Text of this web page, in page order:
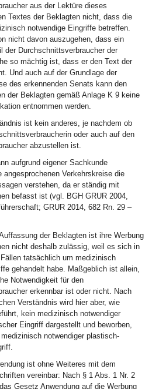
aus der Lektüre dieses
Textes der Beklagten nicht, dass die
notwendige Eingriffe betreffen.
nicht davon auszugehen, dass ein
der Durchschnittsverbraucher der
so mächtig ist, dass er den Text der
Und auch auf der Grundlage der
des erkennenden Senats kann den
der Beklagten gemäß Anlage K 9 keine
entnommen werden.
ist kein anderes, je nachdem ob
oder auch auf den
abzustellen ist.
aufgrund eigener Sachkunde
angesprochenen Verkehrskreise die
verstehen, da er ständig mit
befasst ist (vgl. BGH GRUR 2004,
GRUR 2014, 682 Rn. 29 –
der Beklagten ist ihre Werbung
nicht deshalb zulässig, weil es sich in
tatsächlich um medizinisch
gehandelt habe. Maßgeblich ist allein,
Notwendigkeit für den
erkennbar ist oder nicht. Nach
Verständnis wird hier aber, wie
kein medizinisch notwendiger
Eingriff dargestellt und beworben,
notwendiger plastisch-
ist ohne Weiteres mit dem
vereinbar: Nach § 1 Abs. 1 Nr. 2
Gesetz Anwendung auf die Werbung